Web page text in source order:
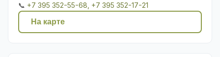
📞 +7 395 352-55-68, +7 395 352-17-21
На карте